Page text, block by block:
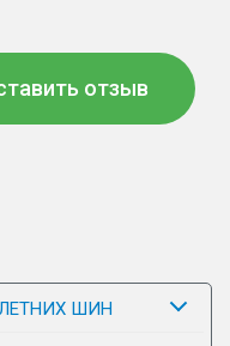
отзыв
ШИН